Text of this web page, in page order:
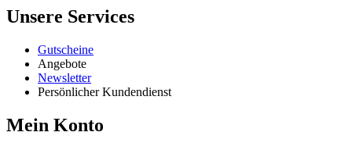
Unsere Services
Gutscheine
Angebote
Newsletter
Persönlicher Kundendienst
Mein Konto